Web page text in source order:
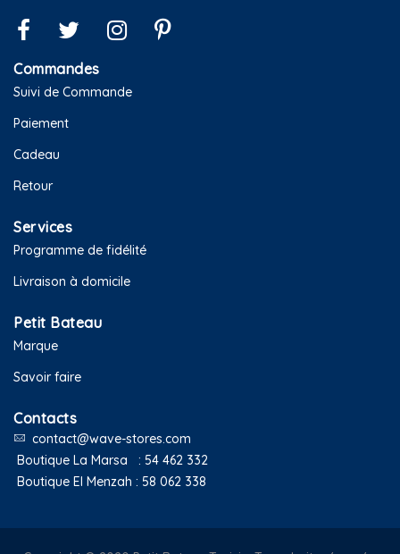
Commandes
Suivi de Commande
Paiement
Cadeau
Retour
Services
Programme de fidélité
Livraison à domicile
Petit Bateau
Marque
Savoir faire
Contacts
contact@wave-stores.com
Boutique La Marsa : 54 462 332
Boutique El Menzah : 58 062 338